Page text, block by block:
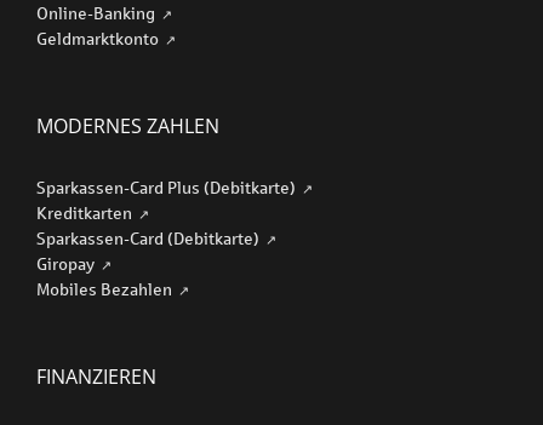
Online-Banking
Geldmarktkonto
MODERNES ZAHLEN
Sparkassen-Card Plus (Debitkarte)
Kreditkarten
Sparkassen-Card (Debitkarte)
Giropay
Mobiles Bezahlen
FINANZIEREN